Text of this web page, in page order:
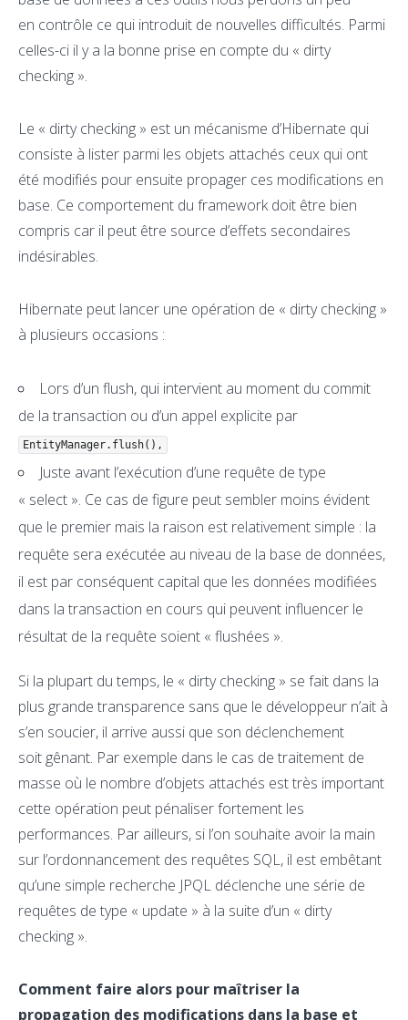
en contrôle ce qui introduit de nouvelles difficultés. Parmi
celles-ci il y a la bonne prise en compte du « dirty
checking ».
Le « dirty checking » est un mécanisme d’Hibernate qui
consiste à lister parmi les objets attachés ceux qui ont
été modifiés pour ensuite propager ces modifications en
base. Ce comportement du framework doit être bien
compris car il peut être source d’effets secondaires
indésirables.
Hibernate peut lancer une opération de « dirty checking »
à plusieurs occasions :
Lors d’un flush, qui intervient au moment du commit
de la transaction ou d’un appel explicite par
EntityManager.flush(),
Juste avant l’exécution d’une requête de type
« select ». Ce cas de figure peut sembler moins évident
que le premier mais la raison est relativement simple : la
requête sera exécutée au niveau de la base de données,
il est par conséquent capital que les données modifiées
dans la transaction en cours qui peuvent influencer le
résultat de la requête soient « flushées ».
Si la plupart du temps, le « dirty checking » se fait dans la
plus grande transparence sans que le développeur n’ait à
s’en soucier, il arrive aussi que son déclenchement
soit gênant. Par exemple dans le cas de traitement de
masse où le nombre d’objets attachés est très important
cette opération peut pénaliser fortement les
performances. Par ailleurs, si l’on souhaite avoir la main
sur l’ordonnancement des requêtes SQL, il est embêtant
qu’une simple recherche JPQL déclenche une série de
requêtes de type « update » à la suite d’un « dirty
checking ».
Comment faire alors pour maîtriser la
propagation des modifications dans la base et